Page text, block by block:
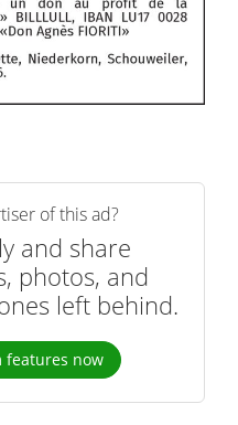
of this ad?
and share
photos, and
left behind.
features now